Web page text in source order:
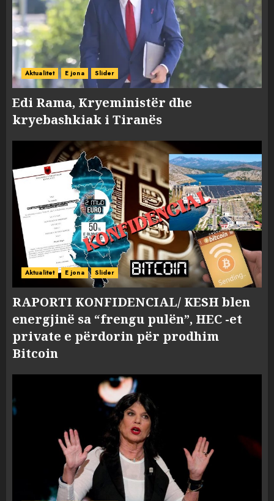
Aktualitet E jona Slider
Edi Rama, Kryeministër dhe
kryebashkiak i Tiranës
Aktualitet E jona Slider
RAPORTI KONFIDENCIAL/ KESH blen
energjinë sa “frengu pulën”, HEC -et
private e përdorin për prodhim
Bitcoin